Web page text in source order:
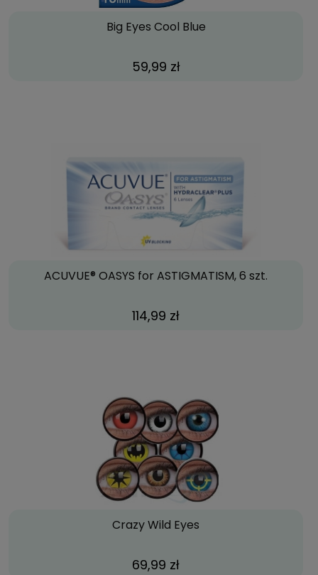
Big Eyes Cool Blue
59,99 zł
ACUVUE® OASYS for ASTIGMATISM, 6 szt.
114,99 zł
Crazy Wild Eyes
69,99 zł